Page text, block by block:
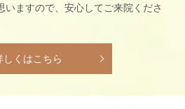
いますので、安心してご来院くださ
しくはこちら